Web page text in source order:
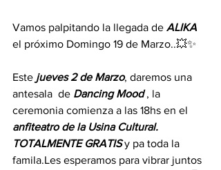
Vamos palpitando la llegada de ALIKA
el próximo Domingo 19 de Marzo..💥✨
Este jueves 2 de Marzo, daremos una
antesala  de Dancing Mood , la
ceremonia comienza a las 18hs en el
anfiteatro de la Usina Cultural.
TOTALMENTE GRATIS y pa toda la
famila.Les esperamos para vibrar juntos